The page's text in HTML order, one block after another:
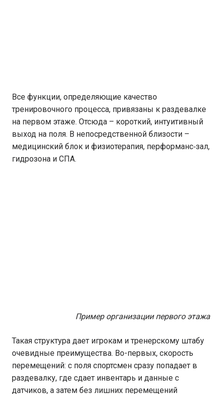
Все функции, определяющие качество
тренировочного процесса, привязаны к раздевалке
на первом этаже. Отсюда – короткий, интуитивный
выход на поля. В непосредственной близости –
медицинский блок и физиотерапия, перформанс‑зал,
гидрозона и СПА.
Пример организации первого этажа
Такая структура дает игрокам и тренерскому штабу
очевидные преимущества. Во-первых, скорость
перемещений: с поля спортсмен сразу попадает в
раздевалку, где сдает инвентарь и данные с
датчиков, а затем без лишних перемещений